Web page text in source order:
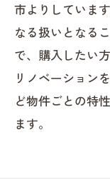
市よりしていま
なる扱いとなる
で、購入したい
リノベーション
ど物件ごとの特
ます。